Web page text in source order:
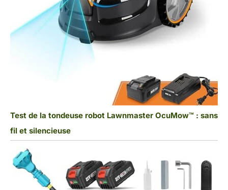
Test de la tondeuse robot Lawnmaster OcuMow™ : sans
fil et silencieuse